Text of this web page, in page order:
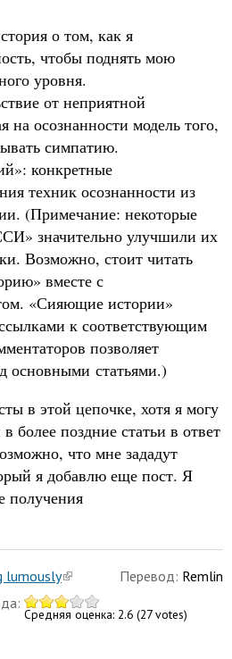
о том, как я
чтобы поднять мою
уровня.
от неприятной
осознанности модель того,
симпатию.
конкретные
техник осознанности из
(Примечание: некоторые
значительно улучшили их
Возможно, стоит читать
вместе с
«Сияющие истории»
к соответствующим
позволяет
основными статьями.)
в этой цепочке, хотя я могу
более поздние статьи в ответ
что мне зададут
я добавлю еще пост. Я
получения
Перевод: Remlin
lumously
Средняя оценка: 2.6 (27votes)